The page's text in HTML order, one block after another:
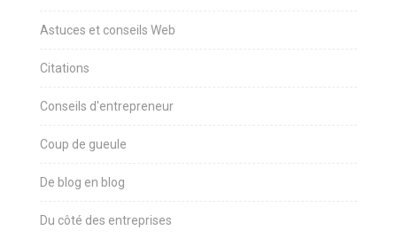
Astuces et conseils Web
Citations
Conseils d'entrepreneur
Coup de gueule
De blog en blog
Du côté des entreprises